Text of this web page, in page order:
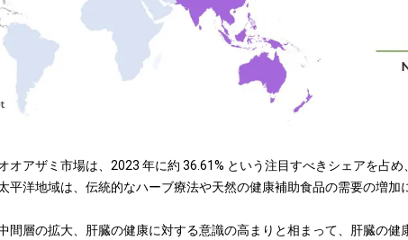
オアザミ市場は、2023 年に約 36.61% という注目すべきシェアを占め
平洋地域は、伝統的なハーブ療法や天然の健康補助食品の需要の増加
間層の拡大、肝臓の健康に対する意識の高まりと相まって、肝臓の健